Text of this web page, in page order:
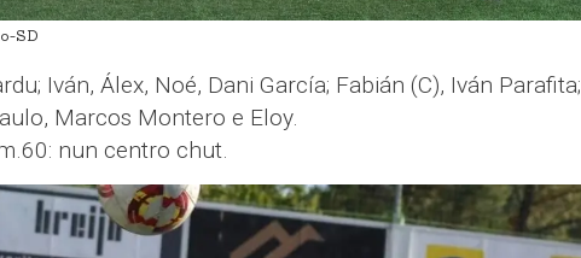
SD
Iván, Álex, Noé, Dani García; Fabián (C), Iván Parafita;
Marcos Montero e Eloy.
nun centro chut.